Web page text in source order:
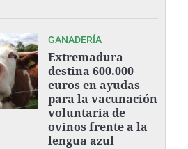
GANADERÍA
Extremadura
destina 600.000
euros en ayudas
para la vacunación
voluntaria de
ovinos frente a la
lengua azul